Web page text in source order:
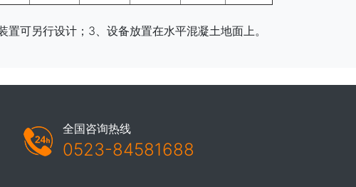
可另行设计；3、设备放置在水平混凝土地面上。
全国咨询热线
0523-84581688